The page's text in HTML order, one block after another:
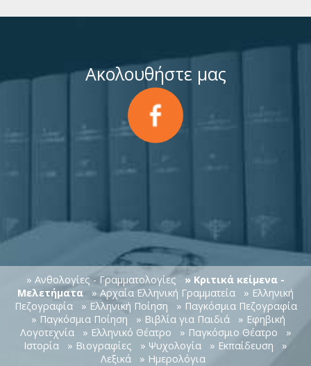
Ακολουθήστε μας
» Ανθολογίες - Γραμματολογίες
» Κριτικά κείμενα -
Μελετήματα
» Αρχαία Ελληνική Γραμματεία
» Ελληνική
Πεζογραφία
» Ελληνική Ποίηση
» Παγκόσμια Πεζογραφία
» Παγκόσμια Ποίηση
» Βιβλία για Παιδιά
» Εφηβική
Λογοτεχνία
» Ελληνικό Θέατρο » Παγκόσμιο Θέατρο
»
Ιστορία
» Βιογραφίες » Ψυχολογία » Εκπαίδευση
»
Λεξικά
» Ημερολόγια